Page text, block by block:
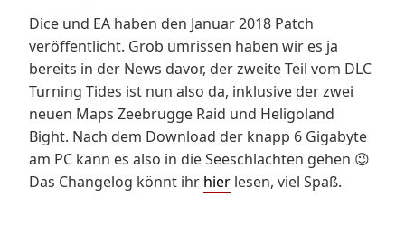
Dice und EA haben den Januar 2018 Patch
veröffentlicht. Grob umrissen haben wir es ja
bereits in der News davor, der zweite Teil vom DLC
Turning Tides ist nun also da, inklusive der zwei
neuen Maps Zeebrugge Raid und Heligoland
Bight. Nach dem Download der knapp 6 Gigabyte
am PC kann es also in die Seeschlachten gehen 😉
Das Changelog könnt ihr hier lesen, viel Spaß.